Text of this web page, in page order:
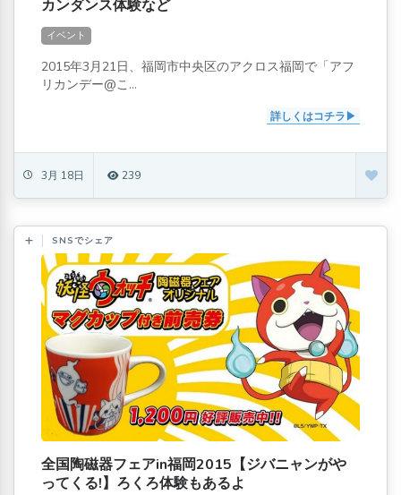
カンダンス体験など
イベント
2015年3月21日、福岡市中央区のアクロス福岡で「アフ
リカンデー@こ...
詳しくはコチラ
3月 18日 239
SNSでシェア
全国陶磁器フェアin福岡2015【ジバニャンがや
ってくる!】ろくろ体験もあるよ